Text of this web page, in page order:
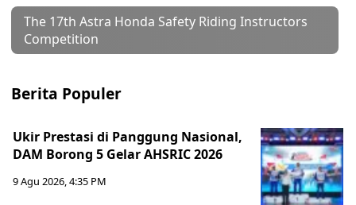
The 17th Astra Honda Safety Riding Instructors
Competition
Berita Populer
Ukir Prestasi di Panggung Nasional,
DAM Borong 5 Gelar AHSRIC 2026
9 Agu 2026, 4:35 PM